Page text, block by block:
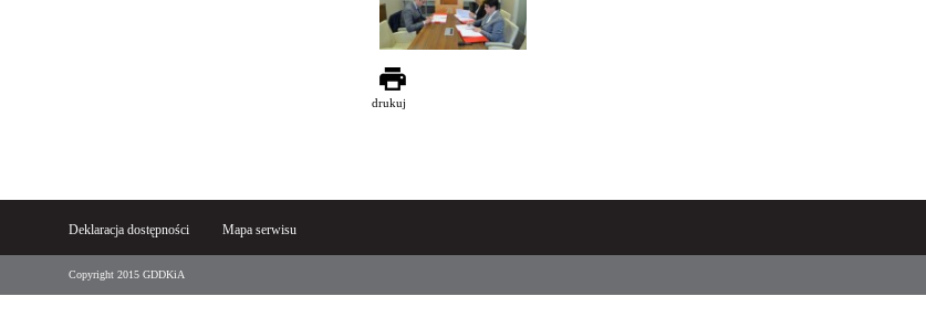
drukuj
Deklaracja dostępności Mapa serwisu
Copyright 2015 GDDKiA